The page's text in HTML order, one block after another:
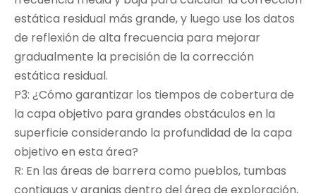
estática residual más grande, y luego use los datos
de reflexión de alta frecuencia para mejorar
gradualmente la precisión de la corrección
estática residual.
P3: ¿Cómo garantizar los tiempos de cobertura de
la capa objetivo para grandes obstáculos en la
superficie considerando la profundidad de la capa
objetivo en esta área?
R: En las áreas de barrera como pueblos, tumbas
contiguas y granjas dentro del área de exploración,